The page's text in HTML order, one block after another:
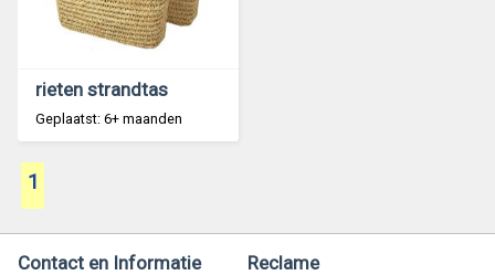
rieten strandtas
Geplaatst: 6+ maanden
1
Contact en Informatie Reclame